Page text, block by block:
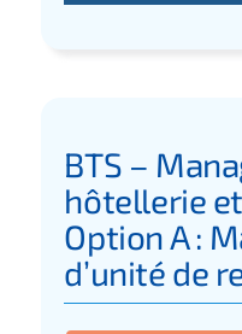
BTS –
hôtellerie
Option A :
d’unité de